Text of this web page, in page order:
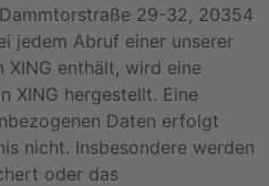
29-32, 20354
jedem Abruf einer unserer
XING enthält, wird eine
XING hergestellt. Eine
Daten erfolgt
nicht. Insbesondere werden
oder das